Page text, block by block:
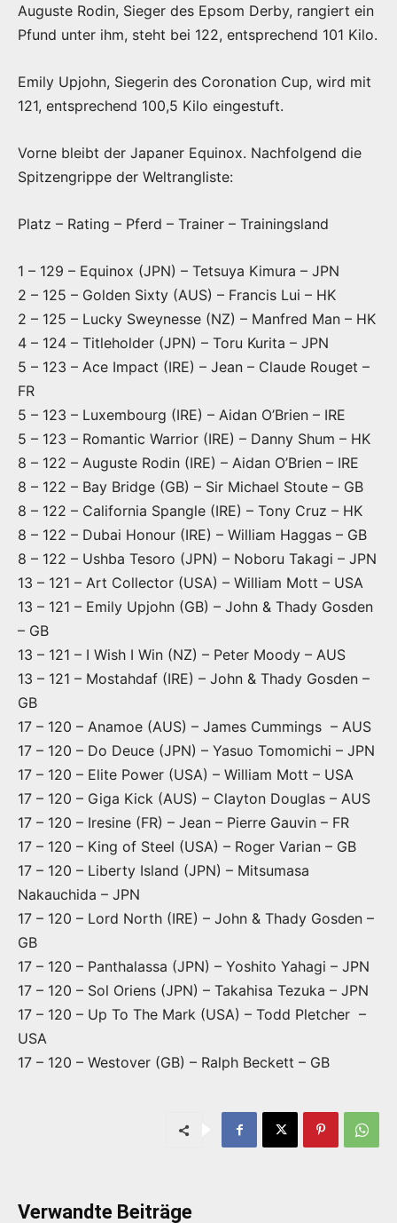
Auguste Rodin, Sieger des Epsom Derby, rangiert ein
Pfund unter ihm, steht bei 122, entsprechend 101 Kilo.
Emily Upjohn, Siegerin des Coronation Cup, wird mit
121, entsprechend 100,5 Kilo eingestuft.
Vorne bleibt der Japaner Equinox. Nachfolgend die
Spitzengrippe der Weltrangliste:
Platz – Rating – Pferd – Trainer – Trainingsland
1 – 129 – Equinox (JPN) – Tetsuya Kimura – JPN
2 – 125 – Golden Sixty (AUS) – Francis Lui – HK
2 – 125 – Lucky Sweynesse (NZ) – Manfred Man – HK
4 – 124 – Titleholder (JPN) – Toru Kurita – JPN
5 – 123 – Ace Impact (IRE) – Jean – Claude Rouget –
FR
5 – 123 – Luxembourg (IRE) – Aidan O’Brien – IRE
5 – 123 – Romantic Warrior (IRE) – Danny Shum – HK
8 – 122 – Auguste Rodin (IRE) – Aidan O’Brien – IRE
8 – 122 – Bay Bridge (GB) – Sir Michael Stoute – GB
8 – 122 – California Spangle (IRE) – Tony Cruz – HK
8 – 122 – Dubai Honour (IRE) – William Haggas – GB
8 – 122 – Ushba Tesoro (JPN) – Noboru Takagi – JPN
13 – 121 – Art Collector (USA) – William Mott – USA
13 – 121 – Emily Upjohn (GB) – John & Thady Gosden
– GB
13 – 121 – I Wish I Win (NZ) – Peter Moody – AUS
13 – 121 – Mostahdaf (IRE) – John & Thady Gosden –
GB
17 – 120 – Anamoe (AUS) – James Cummings – AUS
17 – 120 – Do Deuce (JPN) – Yasuo Tomomichi – JPN
17 – 120 – Elite Power (USA) – William Mott – USA
17 – 120 – Giga Kick (AUS) – Clayton Douglas – AUS
17 – 120 – Iresine (FR) – Jean – Pierre Gauvin – FR
17 – 120 – King of Steel (USA) – Roger Varian – GB
17 – 120 – Liberty Island (JPN) – Mitsumasa
Nakauchida – JPN
17 – 120 – Lord North (IRE) – John & Thady Gosden –
GB
17 – 120 – Panthalassa (JPN) – Yoshito Yahagi – JPN
17 – 120 – Sol Oriens (JPN) – Takahisa Tezuka – JPN
17 – 120 – Up To The Mark (USA) – Todd Pletcher –
USA
17 – 120 – Westover (GB) – Ralph Beckett – GB
Verwandte Beiträge